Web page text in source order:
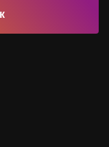
данных